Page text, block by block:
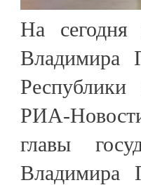
На сегодня
Владимира
РИА-
главы
Владимира